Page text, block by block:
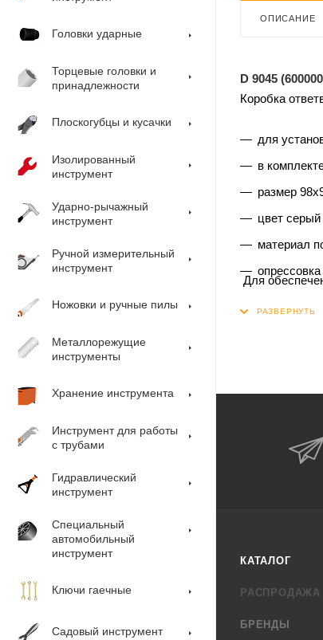
Головки ударные
Торцевые головки и
принадлежности
Плоскогубцы и кусачки
Изолированный
инструмент
Ударно-рычажный
инструмент
Ручной измерительный
инструмент
Ножовки и ручные пилы
Металлорежущие
инструменты
Хранение инструмента
Инструмент для работы
с трубами
Гидравлический
инструмент
Специальный
автомобильный
инструмент
Ключи гаечные
Садовый инструмент
ОПИСАНИЕ
D 9045
Коробка
для
в
размер
цвет
материал
Для
КАТАЛОГ
РАСПРОДАЖА
БРЕНДЫ